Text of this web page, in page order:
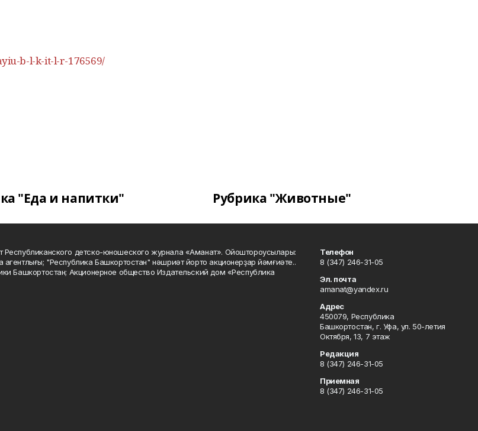
b-l-k-it-l-r-176569/
"Еда и напитки" Рубрика "Животные"
детско-юношеского журнала «Аманат». Ойоштороусылары:
"Республика Башкортостан" нәшриәт йорто акционерҙар йәмғиәте..
Башкортостан; Акционерное общество Издательский дом «Республика
Телефон
8 (347) 246-31-05
Эл. почта
amanat@yandex.ru
Адрес
450079, Республика
Башкортостан, г. Уфа, ул. 50-летия
Октября, 13, 7 этаж
Редакция
8 (347) 246-31-05
Приемная
8 (347) 246-31-05